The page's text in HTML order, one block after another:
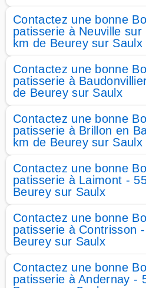
Contactez une bonne
patisserie à Neuville
km de Beurey sur Saulx
Contactez une bonne
patisserie à
de Beurey sur Saulx
Contactez une bonne
patisserie à Brillon en
km de Beurey sur Saulx
Contactez une bonne
patisserie à Laimont -
Beurey sur Saulx
Contactez une bonne
patisserie à Contrisson
Beurey sur Saulx
Contactez une bonne
patisserie à Andernay -